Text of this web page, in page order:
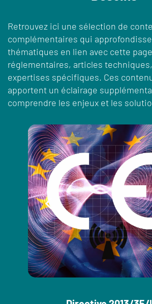
Retrouvez ici une sélection de
complémentaires qui
thématiques en lien avec cette
réglementaires, articles
expertises spécifiques. Ces
apportent un éclairage
comprendre les enjeux et les